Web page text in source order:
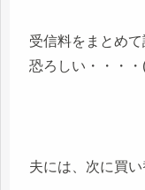
受信料をまとめ
恐ろしい・・・
夫には、次に買い